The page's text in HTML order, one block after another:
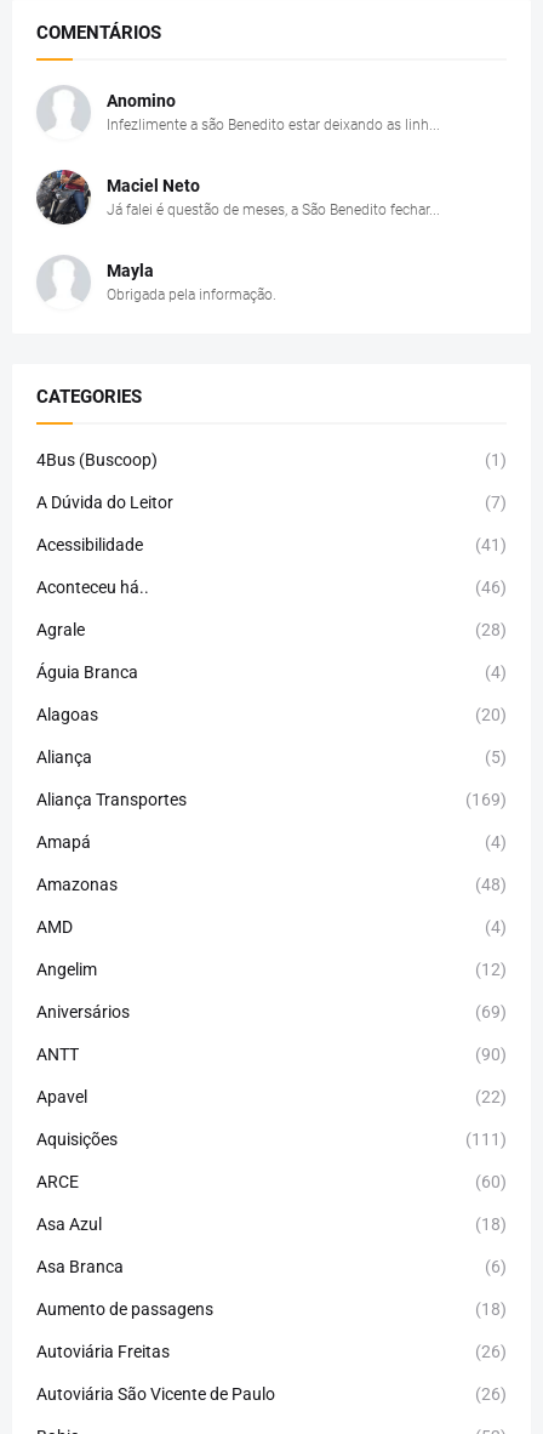
COMENTÁRIOS
Anomino
Infezlimente a são Benedito estar deixando as linh...
Maciel Neto
Já falei é questão de meses, a São Benedito fechar...
Mayla
Obrigada pela informação.
CATEGORIES
4Bus (Buscoop) (1)
A Dúvida do Leitor (7)
Acessibilidade (41)
Aconteceu há.. (46)
Agrale (28)
Águia Branca (4)
Alagoas (20)
Aliança (5)
Aliança Transportes (169)
Amapá (4)
Amazonas (48)
AMD (4)
Angelim (12)
Aniversários (69)
ANTT (90)
Apavel (22)
Aquisições (111)
ARCE (60)
Asa Azul (18)
Asa Branca (6)
Aumento de passagens (18)
Autoviária Freitas (26)
Autoviária São Vicente de Paulo (26)